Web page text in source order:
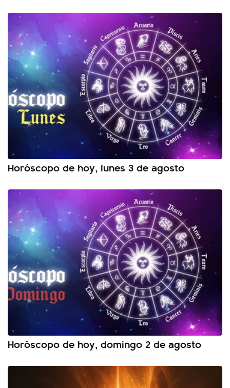
Horóscopo de hoy, lunes 3 de agosto
Horóscopo de hoy, domingo 2 de agosto